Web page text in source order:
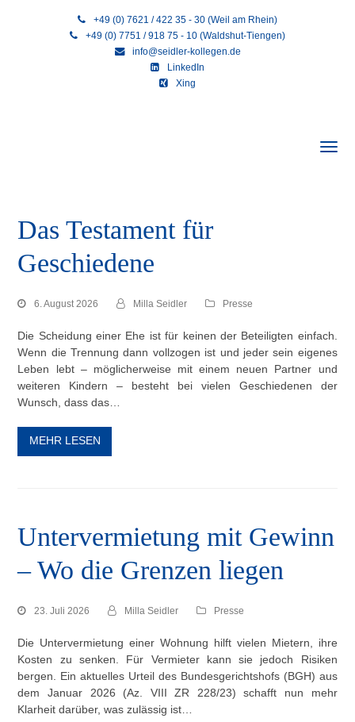
+49 (0) 7621 / 422 35 - 30 (Weil am Rhein)
+49 (0) 7751 / 918 75 - 10 (Waldshut-Tiengen)
info@seidler-kollegen.de
LinkedIn
Xing
Das Testament für
Geschiedene
6. August 2026 Milla Seidler Presse
Die Scheidung einer Ehe ist für keinen der Beteiligten einfach.
Wenn die Trennung dann vollzogen ist und jeder sein eigenes
Leben lebt – möglicherweise mit einem neuen Partner und
weiteren Kindern – besteht bei vielen Geschiedenen der
Wunsch, dass das…
MEHR LESEN
Untervermietung mit Gewinn
– Wo die Grenzen liegen
23. Juli 2026 Milla Seidler Presse
Die Untervermietung einer Wohnung hilft vielen Mietern, ihre
Kosten zu senken. Für Vermieter kann sie jedoch Risiken
bergen. Ein aktuelles Urteil des Bundesgerichtshofs (BGH) aus
dem Januar 2026 (Az. VIII ZR 228/23) schafft nun mehr
Klarheit darüber, was zulässig ist…